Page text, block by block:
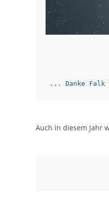
... Danke
Auch in diesem Jahr